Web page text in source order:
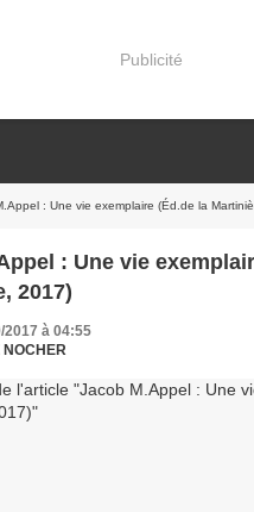
Publicité
: Une vie exemplaire (Éd.de la
: Une vie
2017)
2017 à 04:55